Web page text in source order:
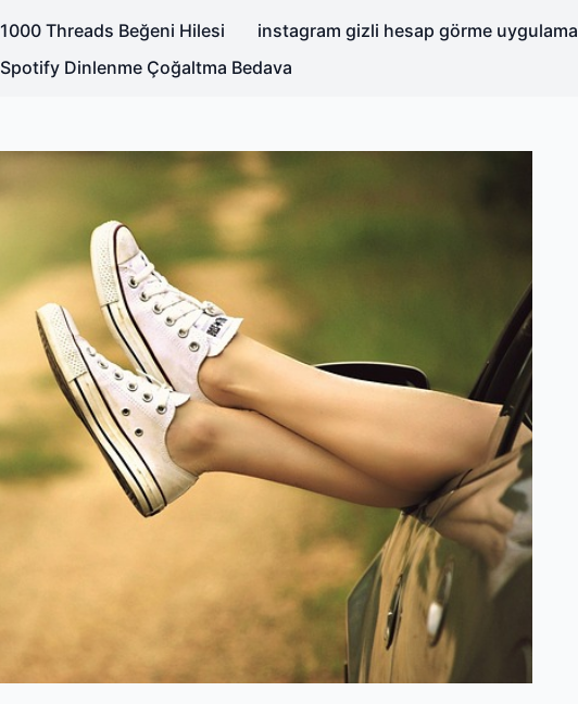
1000 Threads Beğeni Hilesi instagram gizli hesap görme uygulama
Spotify Dinlenme Çoğaltma Bedava